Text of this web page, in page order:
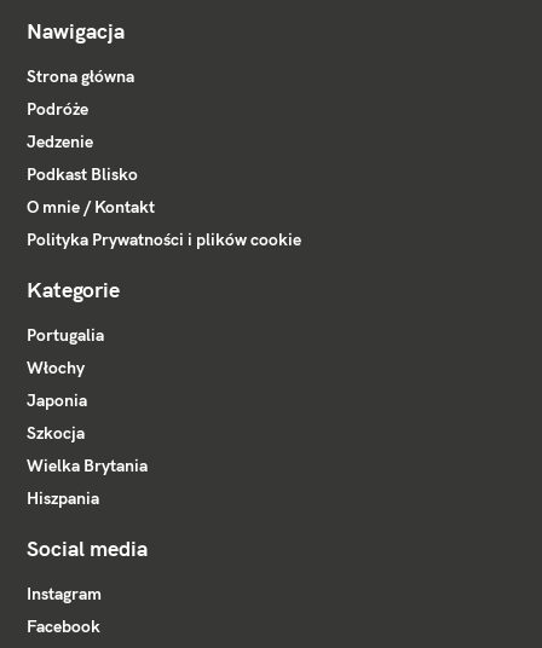
Nawigacja
Strona główna
Podróże
Jedzenie
Podkast Blisko
O mnie / Kontakt
Polityka Prywatności i plików cookie
Kategorie
Portugalia
Włochy
Japonia
Szkocja
Wielka Brytania
Hiszpania
Social media
Instagram
Facebook